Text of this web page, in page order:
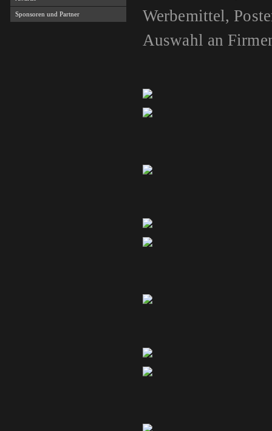
Sponsoren und Partner
Werbemittel,
Auswahl an